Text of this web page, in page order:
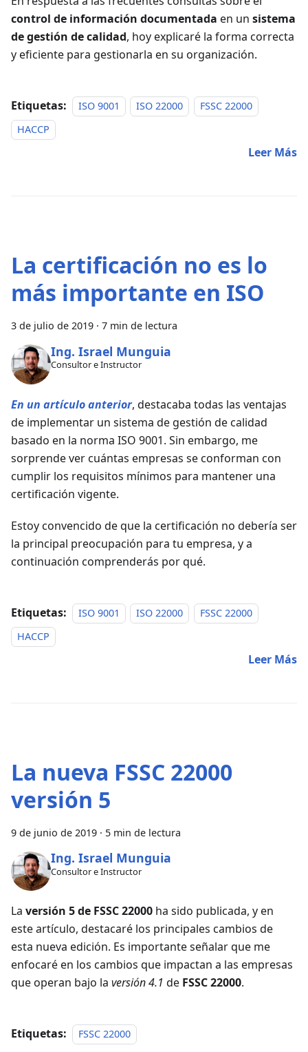
control de información documentada en un sistema
de gestión de calidad, hoy explicaré la forma correcta
y eficiente para gestionarla en su organización.
Etiquetas: ISO 9001 ISO 22000
FSSC 22000
HACCP
Leer Más
La certificación no es lo
más importante en ISO
3 de julio de 2019 · 7 min de lectura
Ing. Israel Munguia
Consultor e Instructor
En un artículo anterior, destacaba todas las ventajas
de implementar un sistema de gestión de calidad
basado en la norma ISO 9001. Sin embargo, me
sorprende ver cuántas empresas se conforman con
cumplir los requisitos mínimos para mantener una
certificación vigente.
Estoy convencido de que la certificación no debería ser
la principal preocupación para tu empresa, y a
continuación comprenderás por qué.
Etiquetas: ISO 9001 ISO 22000
FSSC 22000
HACCP
Leer Más
La nueva FSSC 22000
versión 5
9 de junio de 2019 · 5 min de lectura
Ing. Israel Munguia
Consultor e Instructor
La versión 5 de FSSC 22000 ha sido publicada, y en
este artículo, destacaré los principales cambios de
esta nueva edición. Es importante señalar que me
enfocaré en los cambios que impactan a las empresas
que operan bajo la versión 4.1 de FSSC 22000.
Etiquetas: FSSC 22000